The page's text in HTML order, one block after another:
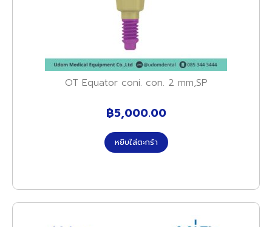
OT Equator coni. con. 2 mm,SP
฿5,000.00
หยิบใส่ตะกร้า